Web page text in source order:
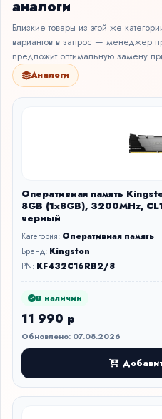
аналоги
Близкие товары из этой же
вариантов в запрос — менеджер
предложит оптимальную замену
Аналоги
Оперативная память
8GB (1x8GB), 3200MHz,
черный
Категория: Оперативная память
Бренд: Kingston
PN: KF432C16RB2/8
В наличии
11 990 р
Обновлено: 07.08.2026